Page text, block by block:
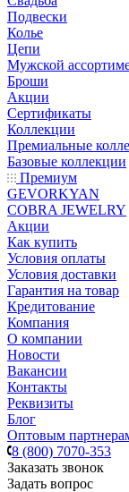
Подвески
Колье
Цепи
Мужской
Броши
Акции
Сертификаты
Коллекции
Премиальные
Базовые коллекции
Премиум
GEVORKYAN
COBRA JEWELRY
Акции
Как купить
Условия оплаты
Условия доставки
Гарантия на товар
Кредитование
Компания
О компании
Новости
Вакансии
Контакты
Реквизиты
Блог
Оптовым
8 (800) 7070-353
Заказать звонок
Задать вопрос